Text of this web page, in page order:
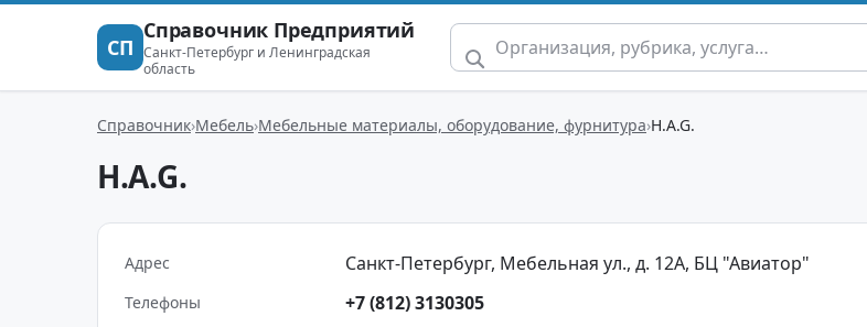
СП
Справочник Предприятий
Санкт-Петербург и Ленинградская
область
Справочник Мебель Мебельные материалы, оборудование, фурнитура H.A.G.
H.A.G.
Адрес Санкт-Петербург, Мебельная ул., д. 12А, БЦ "Авиатор"
Телефоны +7 (812) 3130305